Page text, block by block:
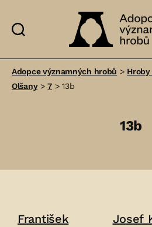
Adopce významných hrobů >
Olšany>7 >13b
13b
František
Josef